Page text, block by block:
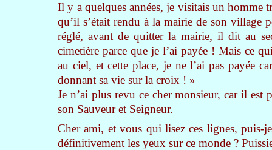
Il y a quelques années, je visitais un homme
qu’il s’était rendu à la mairie de son village
réglé, avant de quitter la mairie, il dit au
cimetière parce que je l’ai payée ! Mais ce
au ciel, et cette place, je ne l’ai pas payée
donnant sa vie sur la croix ! »
Je n’ai plus revu ce cher monsieur, car il est
son Sauveur et Seigneur.
Cher ami, et vous qui lisez ces lignes, puis-
définitivement les yeux sur ce monde ?